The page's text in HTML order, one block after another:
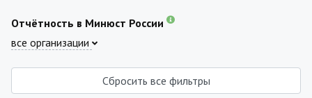
Отчётность в Минюст России
все организации
Сбросить все фильтры